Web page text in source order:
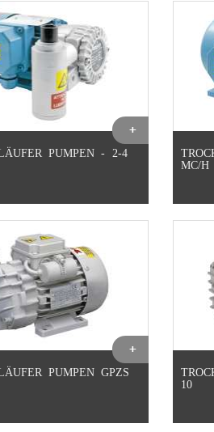
PUMPEN - 2-4
MC/H
PUMPEN GPZS
10